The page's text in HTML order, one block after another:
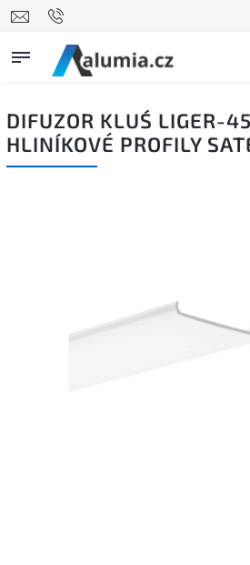
DIFUZOR KLUŚ LIGER-
HLINÍKOVÉ PROFILY